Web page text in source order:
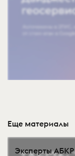
Еще материалы
Эксперты